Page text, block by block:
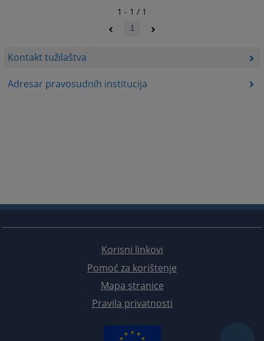
Kontakt tužilaštva
Adresar pravosudnih institucija
1 - 1 / 1
1
Korisni linkovi
Pomoć za korištenje
Mapa stranice
Pravila privatnosti